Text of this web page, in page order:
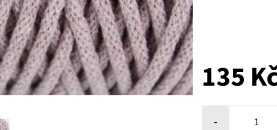
135
-